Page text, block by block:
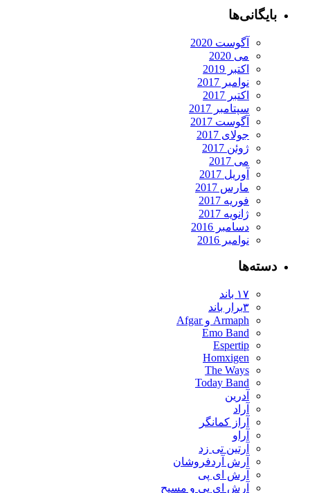
آگوست 2020
سپتامبر 2017
آگوست 2017
جولای 2017
مارس 2017
دسامبر 2016
Armaph و Afgar
Emo Band
Espertip
Homxigen
The Ways
Today Band
آراز کمانگر
آرتین تی زد
آرش آردفروشان
آرش ای پی
آرش ای پی و مسیح